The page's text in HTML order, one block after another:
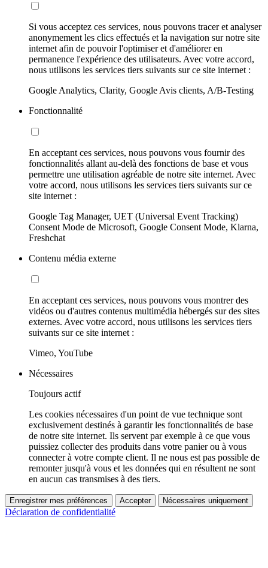
Si vous acceptez ces services, nous pouvons tracer et analyser
anonymement les clics effectués et la navigation sur notre site
internet afin de pouvoir l'optimiser et d'améliorer en
permanence l'expérience des utilisateurs. Avec votre accord,
nous utilisons les services tiers suivants sur ce site internet :
Google Analytics, Clarity, Google Avis clients, A/B-Testing
Fonctionnalité
En acceptant ces services, nous pouvons vous fournir des
fonctionnalités allant au-delà des fonctions de base et vous
permettre une utilisation agréable de notre site internet. Avec
votre accord, nous utilisons les services tiers suivants sur ce
site internet :
Google Tag Manager, UET (Universal Event Tracking)
Consent Mode de Microsoft, Google Consent Mode, Klarna,
Freshchat
Contenu média externe
En acceptant ces services, nous pouvons vous montrer des
vidéos ou d'autres contenus multimédia hébergés sur des sites
externes. Avec votre accord, nous utilisons les services tiers
suivants sur ce site internet :
Vimeo, YouTube
Nécessaires
Toujours actif
Les cookies nécessaires d'un point de vue technique sont
exclusivement destinés à garantir les fonctionnalités de base
de notre site internet. Ils servent par exemple à ce que vous
puissiez collecter des produits dans votre panier ou à vous
connecter à votre compte client. Il ne nous est pas possible de
remonter jusqu'à vous et les données qui en résultent ne sont
en aucun cas transmises à des tiers.
Enregistrer mes préférences Accepter Nécessaires uniquement
Déclaration de confidentialité